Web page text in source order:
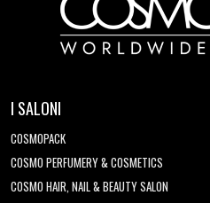
I SALONI
COSMOPACK
COSMO PERFUMERY & COSMETICS
COSMO HAIR, NAIL & BEAUTY SALON